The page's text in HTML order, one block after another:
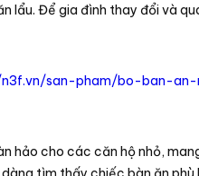
lẩu. Để gia đình thay đổi và
san-pham/bo-ban-
hảo cho các căn hộ nhỏ,